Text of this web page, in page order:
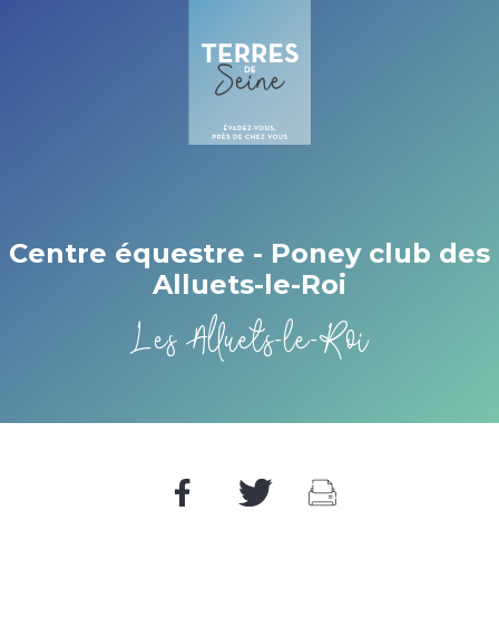
Centre équestre - Poney club des
Alluets-le-Roi
Les Alluets-le-Roi